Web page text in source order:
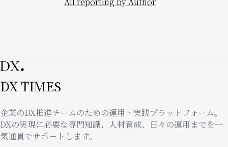
DX TIMES
企業のDX推進チームのための運用・実践プラットフォーム。
DXの実現に必要な専門知識、人材育成、日々の運用までを一
気通貫でサポートします。